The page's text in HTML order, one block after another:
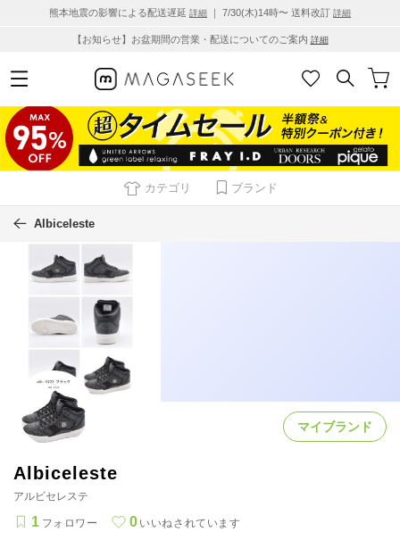
熊本地震の影響による配送遅延 詳細 ｜ 7/30(木)14時〜 送料改訂 詳細
【お知らせ】お盆期間の営業・配送についてのご案内 詳細
カテゴリ ブランド
Albiceleste
マイブランド
Albiceleste
アルビセレステ
1 フォロワー 0 いいねされています